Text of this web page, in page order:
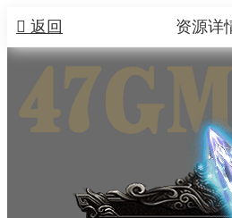
 返回 资源详